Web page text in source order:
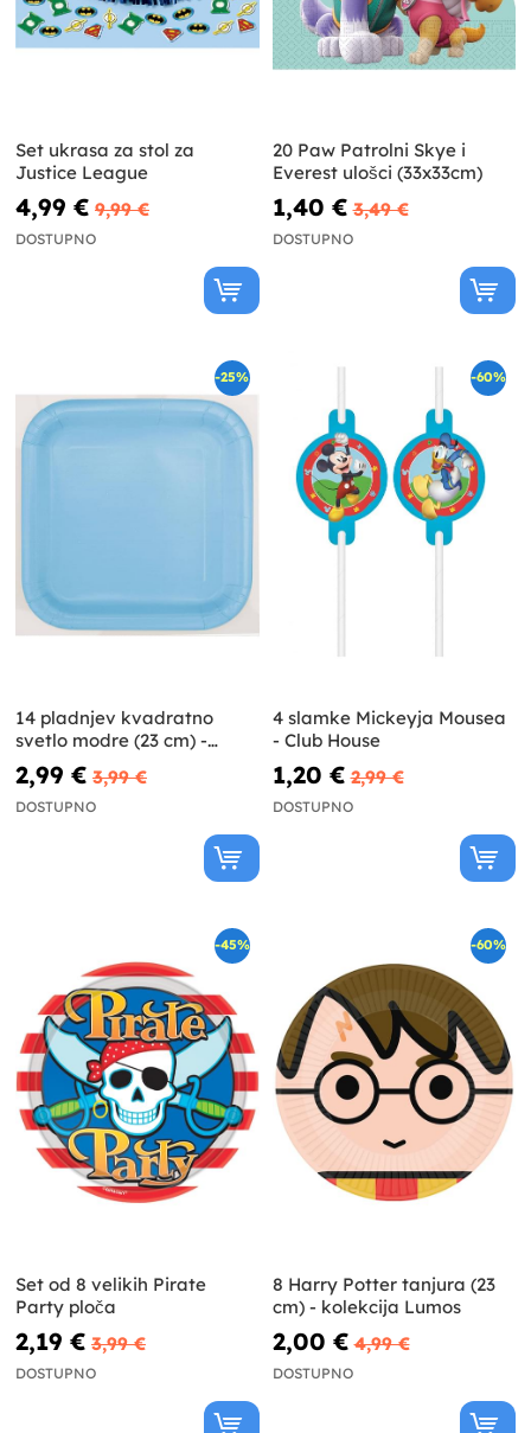
Set ukrasa za stol za
Justice League
4,99 € 9,99 €
DOSTUPNO
20 Paw Patrolni Skye i
Everest ulošci (33x33cm)
1,40 € 3,49 €
DOSTUPNO
-25%
14 pladnjev kvadratno
svetlo modre (23 cm) -
Osnovna barvna linija
2,99 € 3,99 €
DOSTUPNO
-60%
4 slamke Mickeyja Mousea
- Club House
1,20 € 2,99 €
DOSTUPNO
-45%
Set od 8 velikih Pirate
Party ploča
2,19 € 3,99 €
DOSTUPNO
-60%
8 Harry Potter tanjura (23
cm) - kolekcija Lumos
2,00 € 4,99 €
DOSTUPNO